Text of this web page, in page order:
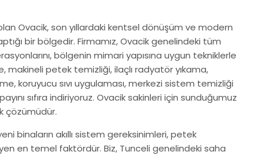
Ovacik, son yıllardaki kentsel dönüşüm ve modern
bir bölgedir. Firmamız, Ovacik genelindeki tüm
bölgenin mimari yapısına uygun tekniklerle
petek temizliği, ilaçlı radyatör yıkama,
koruyucu sıvı uygulaması, merkezi sistem temizliği
sıfıra indiriyoruz. Ovacik sakinleri için sunduğumuz
çözümüdür.
binaların akıllı sistem gereksinimleri, petek
en temel faktördür. Biz, Tunceli genelindeki saha